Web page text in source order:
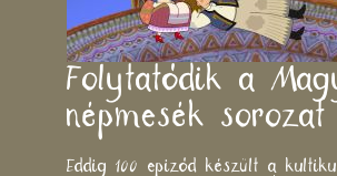
Folytatódik a
népmesék sorozat
Eddig 100 epizód készült a